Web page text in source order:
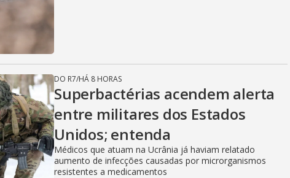
DO R7/HÁ 8 HORAS
Superbactérias acendem alerta
entre militares dos Estados
Unidos; entenda
Médicos que atuam na Ucrânia já haviam relatado
aumento de infecções causadas por microrganismos
resistentes a medicamentos